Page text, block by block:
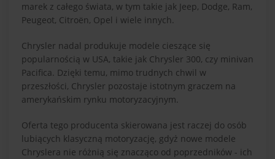
marek z całego świata, w tym takie jak Jeep, Dodge, Ram,
Peugeot, Citroën, Opel i wiele innych​.
Chrysler nadal produkuje modele cieszące się
popularnością w USA, takie jak Chrysler 300, czy minivan
Pacifica. Dzięki temu, mimo trudnych chwil w
przeszłości, Chrysler pozostaje istotnym graczem na
amerykańskim rynku motoryzacyjnym.
Oferta tego producenta skierowana jest raczej do osób
lubiących klasyczną motoryzację, gdyż nowe modele
Chryslera nie różnią się znacząco od poprzedników - ich